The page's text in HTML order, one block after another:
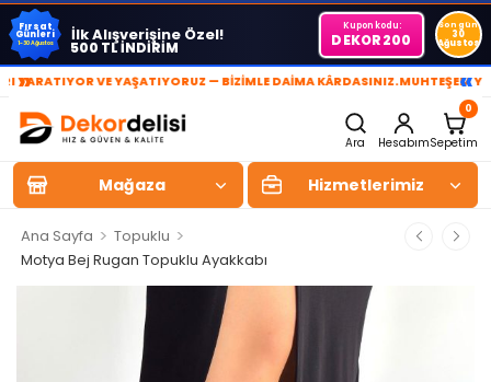
Fırsat
Günleri
1-30 Ağustos İlk Alışverişine Özel!
500 TL İNDİRİM
Kupon kodu:
DEKOR200
Son gün
30
Ağustos
» VE YAŞATIYORUZ — BİZİMLE DAİMA KÂRDASINIZ.MUHTEŞEM «
Ara Hesabım
0
Sepetim
Mağaza Hizmetlerimiz
Ana Sayfa > Topuklu >
Motya Bej Rugan Topuklu Ayakkabı